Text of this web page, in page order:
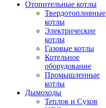
Отопительные котлы
Твердотопливные
котлы
Электрические
котлы
Газовые котлы
Котельное
оборудование
Промышленные
котлы
Дымоходы
Теплов и Сухов